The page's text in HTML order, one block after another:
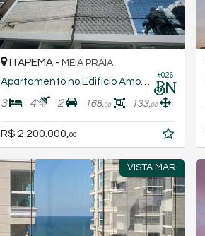
#026
ITAPEMA - MEIA PRAIA
Apartamento no Edifício Amon Rá Tower
3 4 2 168,00 133,00
R$ 2.200.000, 00
VISTA MAR